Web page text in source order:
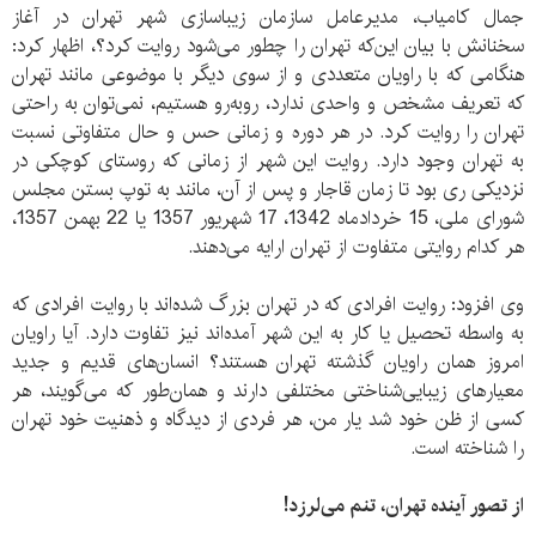
جمال کامیاب، مدیرعامل سازمان زیباسازی شهر تهران در آغاز
سخنانش با بیان این‌که تهران را چطور می‌شود روایت کرد؟، اظهار کرد:
هنگامی که با راویان متعددی و از سوی دیگر با موضوعی مانند تهران
که تعریف مشخص و واحدی ندارد، روبه‌رو هستیم، نمی‌توان به راحتی
تهران را روایت کرد. در هر دوره و زمانی حس و حال متفاوتی نسبت
به تهران وجود دارد. روایت این شهر از زمانی که روستای کوچکی در
نزدیکی ری بود تا زمان قاجار و پس از آن، مانند به توپ بستن مجلس
شورای ملی، 15 خردادماه 1342، 17 شهریور 1357 یا 22 بهمن 1357،
هر کدام روایتی متفاوت از تهران ارایه می‌دهند.
وی افزود: روایت افرادی که در تهران بزرگ شده‌اند با روایت افرادی که
به واسطه تحصیل یا کار به این شهر آمده‌اند نیز تفاوت دارد. آیا راویان
امروز همان راویان گذشته تهران هستند؟ انسان‌های قدیم و جدید
معیارهای زیبایی‌شناختی مختلفی دارند و همان‌طور که می‌گویند، هر
کسی از ظن خود شد یار من، هر فردی از دیدگاه و ذهنیت خود تهران
را شناخته است.
از تصور آینده تهران، تنم می‌لرزد!